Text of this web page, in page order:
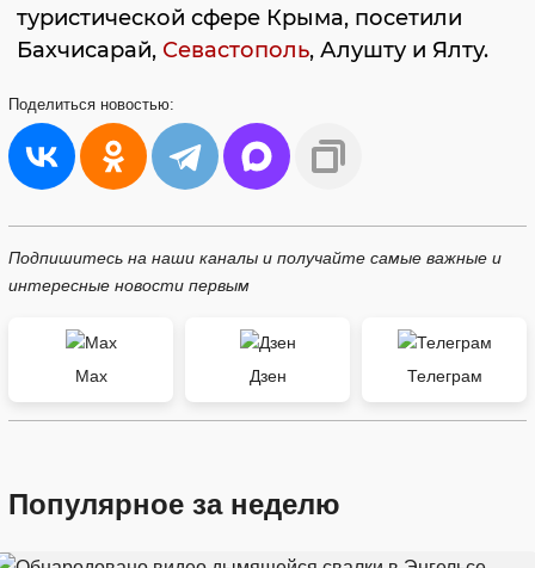
туристической сфере Крыма, посетили
Бахчисарай, Севастополь, Алушту и Ялту.
Поделиться новостью:
Подпишитесь на наши каналы и получайте самые важные и
интересные новости первым
Max Дзен Телеграм
Популярное за неделю